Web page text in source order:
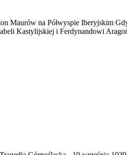
Maurów na Półwyspie Iberyjskim
Kastylijskiej i Ferdynandowi